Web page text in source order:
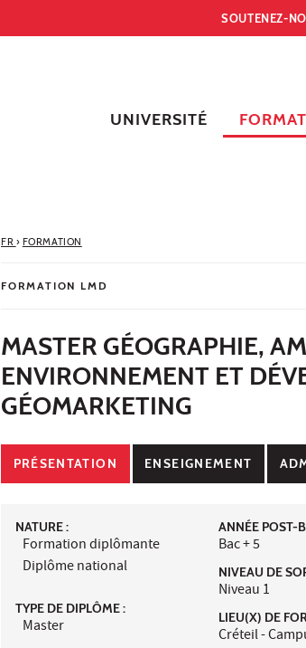
SOUTENEZ-
UNIVERSITÉ
FR › FORMATION
FORMATION LMD
MASTER GÉOGRAPHIE,
ENVIRONNEMENT ET
GÉOMARKETING
PRÉSENTATION ENSEIGNEMENT
NATURE :
Formation diplômante
Diplôme national
TYPE DE DIPLÔME :
Master
ANNÉE POST-
Bac + 5
NIVEAU DE
Niveau 1
LIEU(X) DE
Créteil -